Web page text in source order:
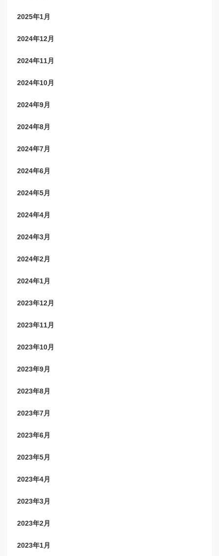
2025年1月
2024年12月
2024年11月
2024年10月
2024年9月
2024年8月
2024年7月
2024年6月
2024年5月
2024年4月
2024年3月
2024年2月
2024年1月
2023年12月
2023年11月
2023年10月
2023年9月
2023年8月
2023年7月
2023年6月
2023年5月
2023年4月
2023年3月
2023年2月
2023年1月